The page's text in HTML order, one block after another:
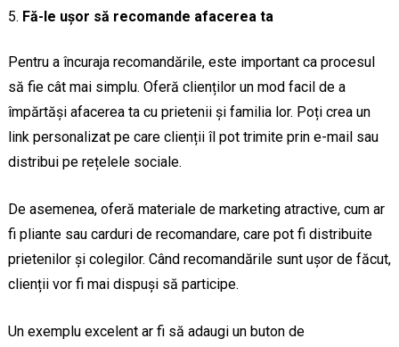
Fă-le ușor să recomande afacerea ta
Pentru a încuraja recomandările, este important ca procesul
să fie cât mai simplu. Oferă clienților un mod facil de a
împărtăși afacerea ta cu prietenii și familia lor. Poți crea un
link personalizat pe care clienții îl pot trimite prin e-mail sau
distribui pe rețelele sociale.
De asemenea, oferă materiale de marketing atractive, cum ar
fi pliante sau carduri de recomandare, care pot fi distribuite
prietenilor și colegilor. Când recomandările sunt ușor de făcut,
clienții vor fi mai dispuși să participe.
Un exemplu excelent ar fi să adaugi un buton de